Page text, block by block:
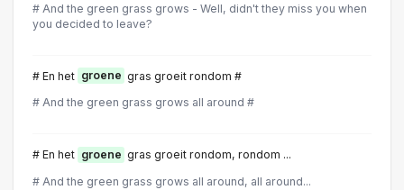
# And the green grass grows - Well, didn't they miss you when
you decided to leave?
# En het groene gras groeit rondom #
# And the green grass grows all around #
# En het groene gras groeit rondom, rondom ...
# And the green grass grows all around, all around...